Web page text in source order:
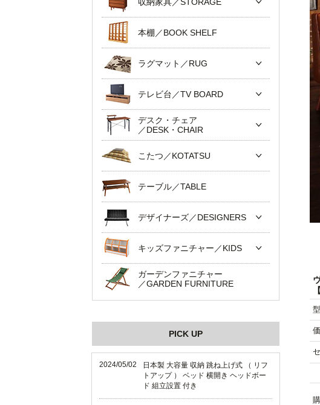
本棚／BOOK SHELF
ラグマット／RUG
テレビ台／TV BOARD
デスク・チェア
／DESK・CHAIR
こたつ／KOTATSU
テーブル／TABLE
デザイナーズ／DESIGNERS
キッズファニチャー／KIDS
ガーデンファニチャー
／GARDEN FURNITURE
PICK UP
2024/05/02
日本製 大容量 収納 跳ね上げ式 （ リフ
トアップ ） ベッド 横開き ヘッドボー
ド 組立設置 付き